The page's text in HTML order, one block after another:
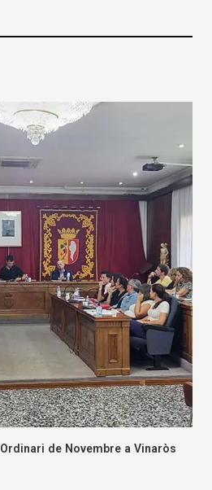
de Novembre a Vinaròs